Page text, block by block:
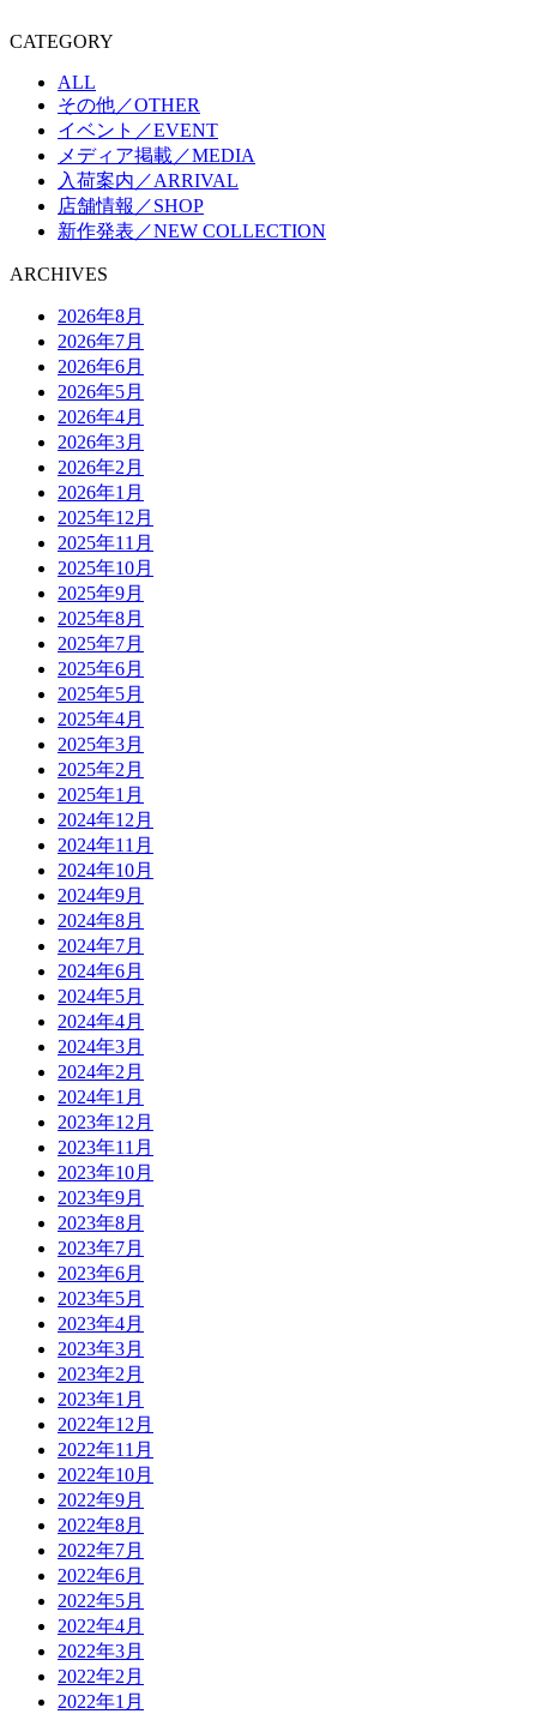
CATEGORY
ALL
その他／OTHER
イベント／EVENT
メディア掲載／MEDIA
入荷案内／ARRIVAL
店舗情報／SHOP
新作発表／NEW COLLECTION
ARCHIVES
2026年8月
2026年7月
2026年6月
2026年5月
2026年4月
2026年3月
2026年2月
2026年1月
2025年12月
2025年11月
2025年10月
2025年9月
2025年8月
2025年7月
2025年6月
2025年5月
2025年4月
2025年3月
2025年2月
2025年1月
2024年12月
2024年11月
2024年10月
2024年9月
2024年8月
2024年7月
2024年6月
2024年5月
2024年4月
2024年3月
2024年2月
2024年1月
2023年12月
2023年11月
2023年10月
2023年9月
2023年8月
2023年7月
2023年6月
2023年5月
2023年4月
2023年3月
2023年2月
2023年1月
2022年12月
2022年11月
2022年10月
2022年9月
2022年8月
2022年7月
2022年6月
2022年5月
2022年4月
2022年3月
2022年2月
2022年1月